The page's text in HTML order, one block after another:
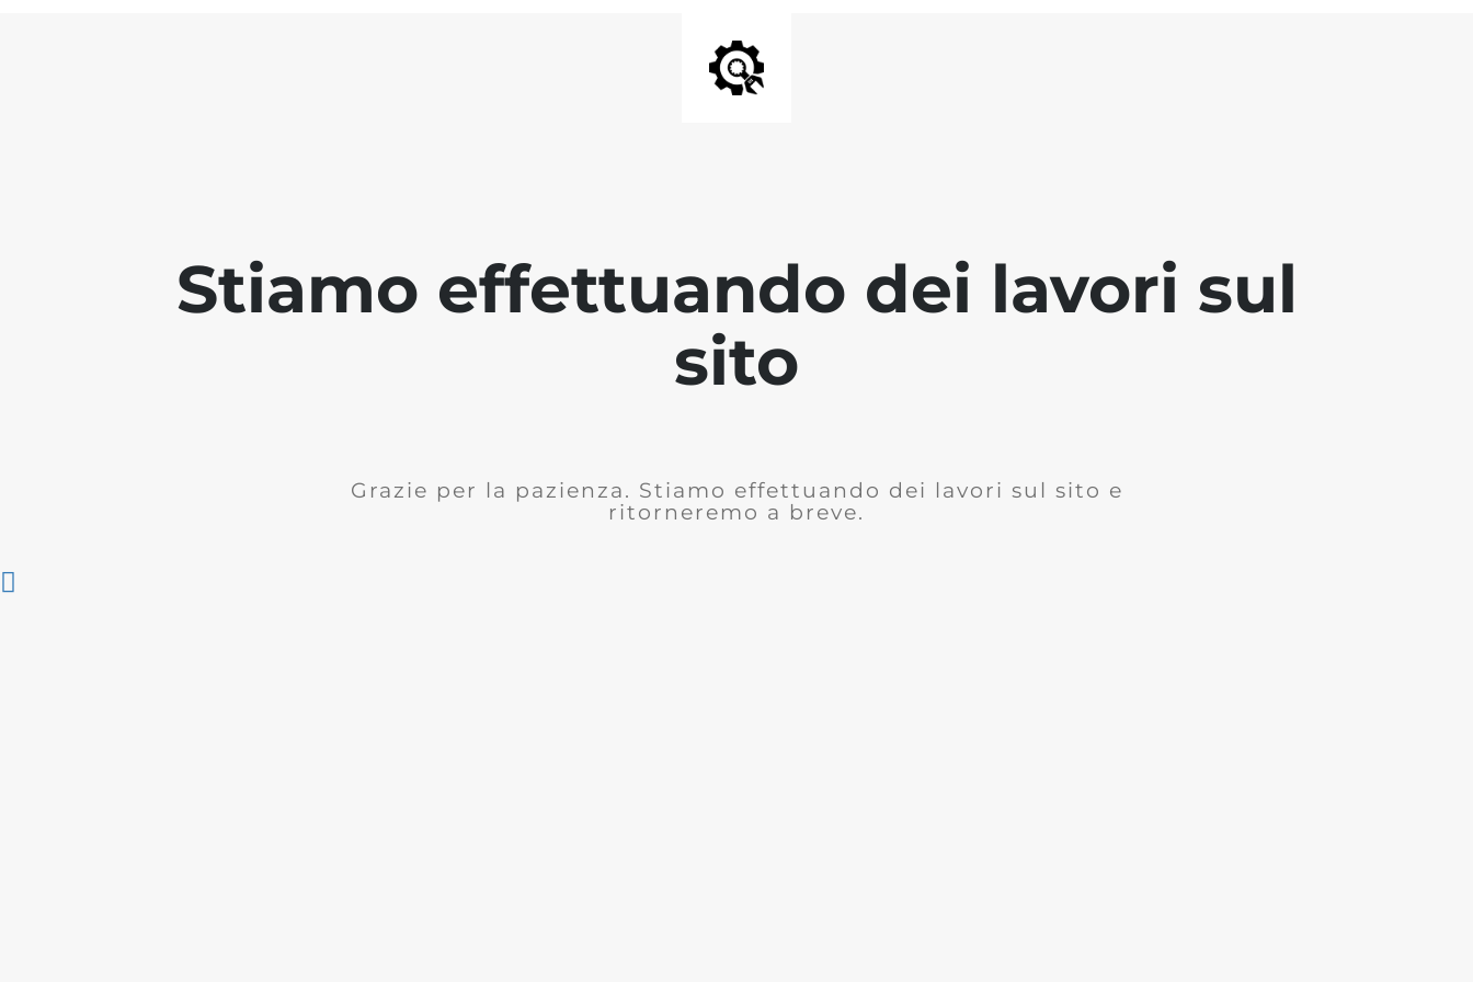
Stiamo effettuando dei lavori sul
sito
Grazie per la pazienza. Stiamo effettuando dei lavori sul sito e
ritorneremo a breve.